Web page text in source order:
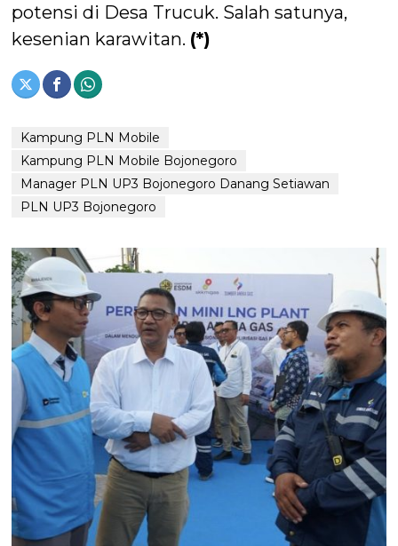
potensi di Desa Trucuk. Salah satunya,
kesenian karawitan. (*)
Kampung PLN Mobile
Kampung PLN Mobile Bojonegoro
Manager PLN UP3 Bojonegoro Danang Setiawan
PLN UP3 Bojonegoro